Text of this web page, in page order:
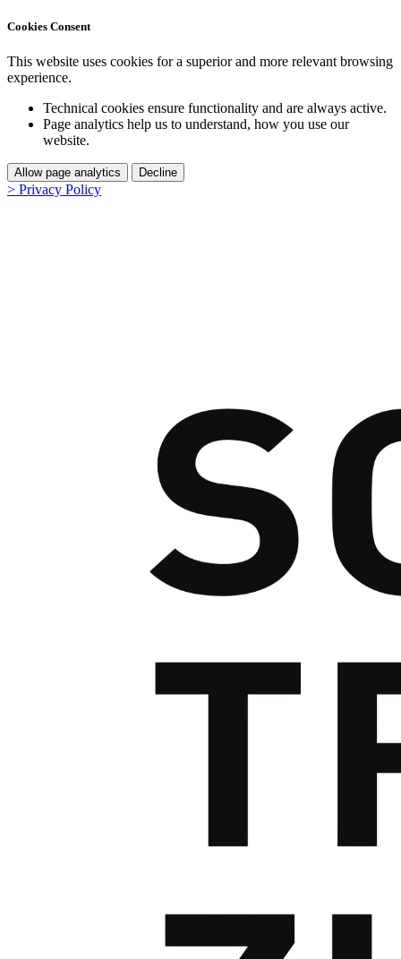
Cookies Consent
This website uses cookies for a superior and more relevant browsing
experience.
Technical cookies ensure functionality and are always active.
Page analytics help us to understand, how you use our
website.
Allow page analytics Decline
> Privacy Policy